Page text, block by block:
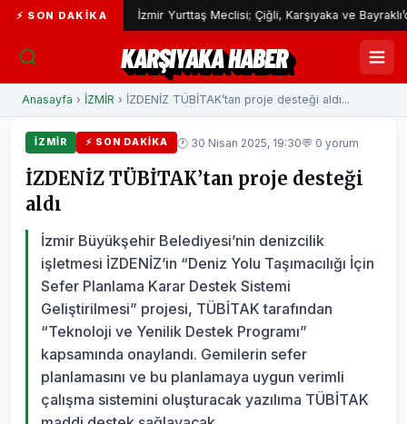
⚡ SON DAKIKAİzmir Yurttaş Meclisi; Çiğli, Karşıyaka ve Bayraklı’da devam
KARŞIYAKA HABER
Anasayfa › İZMİR › İZDENİZ TÜBİTAK’tan proje desteği aldı...
İZMİR ⚡ SON DAKIKA 🕐 30 Nisan 2025, 19:30💬 0 yorum
İZDENİZ TÜBİTAK’tan proje desteği
aldı
İzmir Büyükşehir Belediyesi’nin denizcilik
işletmesi İZDENİZ’in “Deniz Yolu Taşımacılığı İçin
Sefer Planlama Karar Destek Sistemi
Geliştirilmesi” projesi, TÜBİTAK tarafından
“Teknoloji ve Yenilik Destek Programı”
kapsamında onaylandı. Gemilerin sefer
planlamasını ve bu planlamaya uygun verimli
çalışma sistemini oluşturacak yazılıma TÜBİTAK